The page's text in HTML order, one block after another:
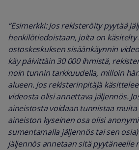
“Esimerkki: Jos rekisteröity pyytää
henkilötiedoistaan, joita on käsitelty
ostoskeskuksen sisäänkäynnin
käy päivittäin 30 000 ihmistä,
noin tunnin tarkkuudella, milloin
alueen. Jos rekisterinpitäjä
videosta olisi annettava jäljennös.
aineistosta voidaan tunnistaa
aineiston kyseinen osa olisi
sumentamalla jäljennös tai sen
jäljennös annetaan sitä pyytäneelle